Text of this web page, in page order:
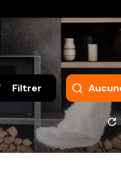
Filtrer